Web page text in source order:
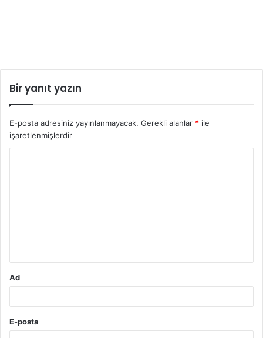
Bir yanıt yazın
E-posta adresiniz yayınlanmayacak. Gerekli alanlar * ile
işaretlenmişlerdir
Ad
E-posta